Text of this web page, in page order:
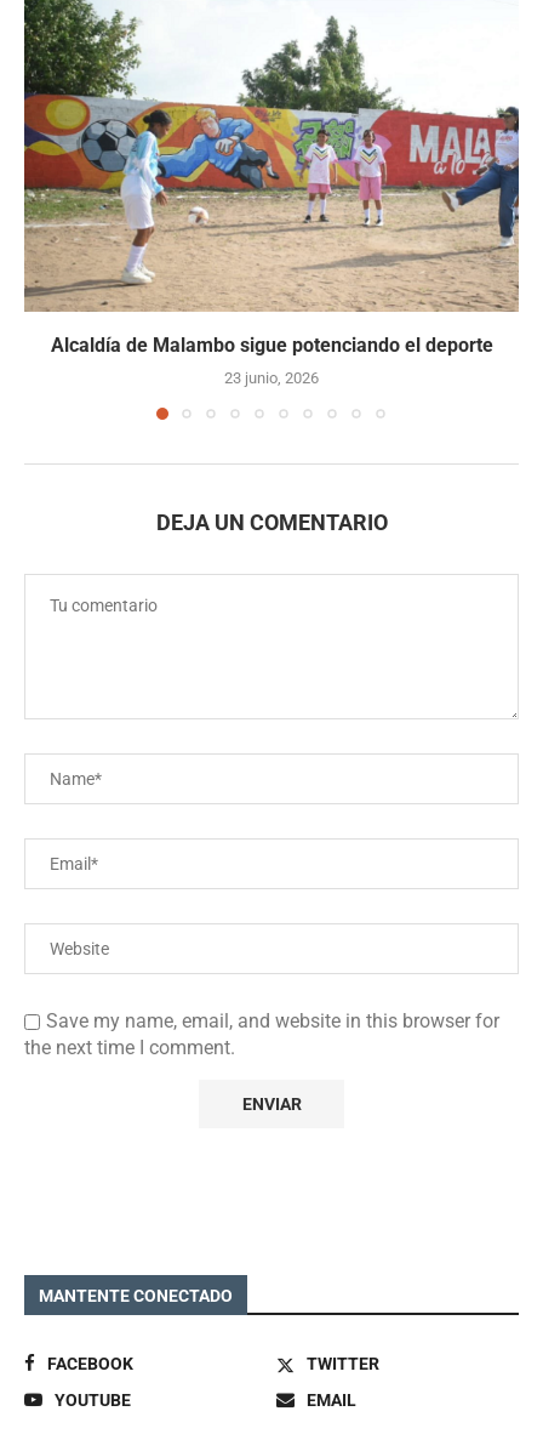
Alcaldía de Malambo sigue potenciando el deporte
23 junio, 2026
DEJA UN COMENTARIO
Save my name, email, and website in this browser for
the next time I comment.
MANTENTE CONECTADO
FACEBOOK
TWITTER
YOUTUBE
EMAIL